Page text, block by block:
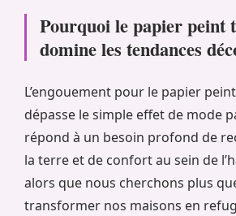
Pourquoi le papier peint
domine les tendances
L’engouement pour le papier
dépasse le simple effet de mode
répond à un besoin profond de
la terre et de confort au sein de
alors que nous cherchons plus
transformer nos maisons en